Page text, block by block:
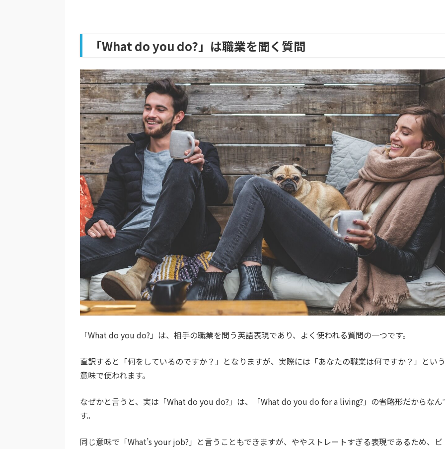
「What do you do?」は職業を聞く質問
「What do you do?」は、相手の職業を問う英語表現であり、よく使われる質問の一つです。
直訳すると「何をしているのですか？」となりますが、実際には「あなたの職業は何ですか？」という
意味で使われます。
なぜかと言うと、実は 「What do you do?」は、「What do you do for a living?」の省略形だからなん
す。
同じ意味で「What’s your job?」と言うこともできますが、ややストレートすぎる表現であるため、ビ